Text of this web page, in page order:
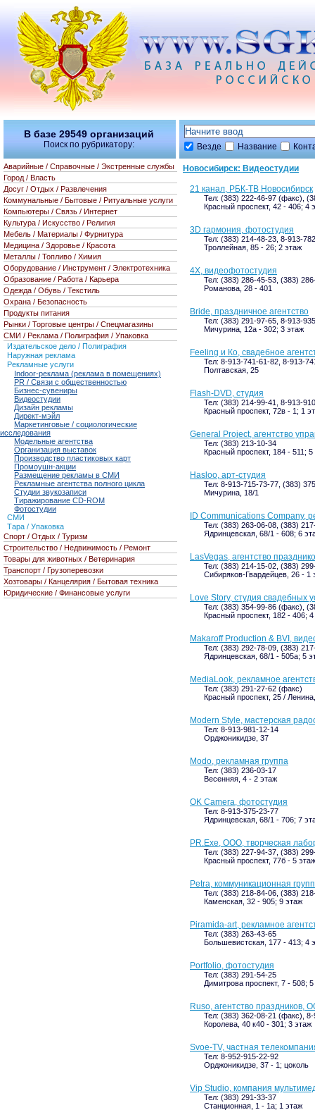
Везде Название
Новосибирск: Видеостудии
21 канал, РБК-ТВ Новосибирск
Тел: (383) 222-46-97 (факс),
Красный проспект, 42 - 406; 4
3D гармония, фотостудия
Тел: (383) 214-48-23, 8-913-
Троллейная, 85 - 26; 2 этаж
4Х, видеофотостудия
Тел: (383) 286-45-53, (383)
Романова, 28 - 401
Bride, праздничное агентство
Тел: (383) 291-97-65, 8-913-
Мичурина, 12а - 302; 3 этаж
Feeling и Ко, свадебное
Тел: 8-913-741-61-82, 8-913-
Полтавская, 25
Flash-DVD, студия
Тел: (383) 214-99-41, 8-913-
Красный проспект, 72в - 1; 1
General Project, агентство
Тел: (383) 213-10-34
Красный проспект, 184 - 511; 5
Hasloo, арт-студия
Тел: 8-913-715-73-77, (383)
Мичурина, 18/1
ID Communications Company,
Тел: (383) 263-06-08, (383)
Ядринцевская, 68/1 - 608; 6
LasVegas, агентство
Тел: (383) 214-15-02, (383)
Сибиряков-Гвардейцев, 26 - 1
Love Story, студия свадебных
Тел: (383) 354-99-86 (факс),
Красный проспект, 182 - 406;
Makaroff Production & BVI,
Тел: (383) 292-78-09, (383)
Ядринцевская, 68/1 - 505а; 5
MediaLook, рекламное
Тел: (383) 291-27-62 (факс)
Красный проспект, 25 /
Modern Style, мастерская
Тел: 8-913-981-12-14
Орджоникидзе, 37
Modo, рекламная группа
Тел: (383) 236-03-17
Весенняя, 4 - 2 этаж
OK Camera, фотостудия
Тел: 8-913-375-23-77
Ядринцевская, 68/1 - 706; 7
PR.Exe, ООО, творческая
Тел: (383) 227-94-37, (383)
Красный проспект, 77б - 5 этаж
Petra, коммуникационная
Тел: (383) 218-84-06, (383)
Каменская, 32 - 905; 9 этаж
Piramida-art, рекламное
Тел: (383) 263-43-65
Большевистская, 177 - 413; 4
Portfolio, фотостудия
Тел: (383) 291-54-25
Димитрова проспект, 7 - 508;
Ruso, агентство
Тел: (383) 362-08-21 (факс),
Королева, 40 к40 - 301; 3 этаж
Svoe-TV, частная
Тел: 8-952-915-22-92
Орджоникидзе, 37 - 1; цоколь
Vip Studio, компания
Тел: (383) 291-33-37
Станционная, 1 - 1а; 1 этаж
В базе 29549 организаций
Поиск по рубрикатору:
Аварийные / Справочные / Экстренные службы
Город / Власть
Досуг / Отдых / Развлечения
Коммунальные / Бытовые / Ритуальные услуги
Компьютеры / Связь / Интернет
Культура / Искусство / Религия
Мебель / Материалы / Фурнитура
Медицина / Здоровье / Красота
Металлы / Топливо / Химия
Оборудование / Инструмент / Электротехника
Образование / Работа / Карьера
Одежда / Обувь / Текстиль
Охрана / Безопасность
Продукты питания
Рынки / Торговые центры / Спецмагазины
СМИ / Реклама / Полиграфия / Упаковка
Издательское дело / Полиграфия
Наружная реклама
Рекламные услуги
Indoor-реклама (реклама в помещениях)
PR / Связи с общественностью
Бизнес-сувениры
Видеостудии
Дизайн рекламы
Директ-мэйл
Маркетинговые / социологические
исследования
Модельные агентства
Организация выставок
Производство пластиковых карт
Промоушн-акции
Размещение рекламы в СМИ
Рекламные агентства полного цикла
Студии звукозаписи
Тиражирование CD-ROM
Фотостудии
СМИ
Тара / Упаковка
Спорт / Отдых / Туризм
Строительство / Недвижимость / Ремонт
Товары для животных / Ветеринария
Транспорт / Грузоперевозки
Хозтовары / Канцелярия / Бытовая техника
Юридические / Финансовые услуги